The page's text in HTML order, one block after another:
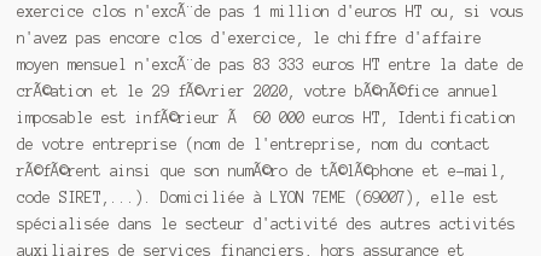
exercice clos n'excÃ¨de pas 1 million d'euros HT ou, si vous
n'avez pas encore clos d'exercice, le chiffre d'affaire
moyen mensuel n'excÃ¨de pas 83 333 euros HT entre la date de
crÃ©ation et le 29 fÃ©vrier 2020, votre bÃ©nÃ©fice annuel
imposable est infÃ©rieur Ã 60 000 euros HT, Identification
de votre entreprise (nom de l'entreprise, nom du contact
rÃ©fÃ©rent ainsi que son numÃ©ro de tÃ©lÃ©phone et e-mail,
code SIRET,...). Domiciliée à LYON 7EME (69007), elle est
spécialisée dans le secteur d'activité des autres activités
auxiliaires de services financiers, hors assurance et